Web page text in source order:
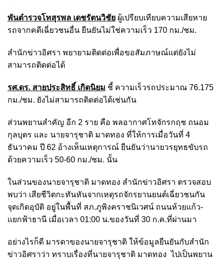
พันตำรวจโทสุรพล เดชรัตนวิชัย ผู้เปรียบเทียบความเสียหาย
รถจากคดีเฉี่ยวชนอื่น ยืนยันไม่ใช่ความเร็ว 170 กม./ชม.
สำนักข่าวอิศรา พยายามติดต่อเพื่อขอสัมภาษณ์แต่ยังไม่
สามารถติดต่อได้
รศ.ดร. สายประสิทธิ์ เกิดนิยม ชี้ ความเร็วรถประมาณ 76.175
กม./ชม. ยังไม่สามารถติดต่อได้เช่นกัน
ส่วนพยานสำคัญ อีก 2 ราย คือ พลอากาศโทจักรกฤช ถนอม
กุลบุตร และ นายจารุชาติ มาดทอง ที่ให้การเมื่อวันที่ 4
ธันวาคม ปี 62 อ้างเห็นเหตุการณ์ ยืนยันว่านายวรยุทธขับรถ
ด้วยความเร็ว 50-60 กม./ชม. นั้น
ในส่วนของนายจารุชาติ มาดทอง สำนักข่าวอิศรา ตรวจสอบ
พบว่า เสียชีวิตกะทันหันจากเหตุรถจักรยานยนต์เฉี่ยวชนกัน
จุดเกิดอุบัติ อยู่ในพื้นที่ สภ.ภูพิงคราชนิเวศน์ ถนนห้วยแก้ว-
แยกฟ้าธานี เมื่อเวลา 01:00 น.ของวันที่ 30 ก.ค.ที่ผ่านมา
อย่างไรก็ดี มารดาของนายจารุชาติ ให้ข้อมูลยืนยันกับสำนัก
ข่าวอิศราว่า ทราบเรื่องที่นายจารุชาติ มาดทอง ไปเป็นพยาน